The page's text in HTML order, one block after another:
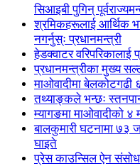
सिआइबी पुगिन्
श्रमिकहरूलाई आर्थिक
नगर्नुस्ः प्रधानमन्त्री
हेडक्वाटर
प्रधानमन्त्रीका मुख्य
माओवादीमा बेलकोटगढी
तथ्याङ्कले भन्छः
म्यागङमा माओवादीको ४
बालकुमारी घटनामा ७३
घाइते
प्रेस काउन्सिल ऐन